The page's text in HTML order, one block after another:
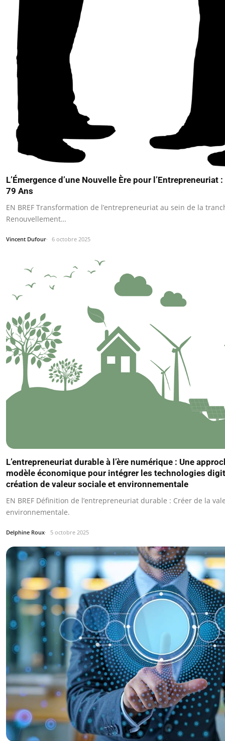
L’Émergence d’une Nouvelle Ère pour l’Entrepreneuriat
79 Ans
EN BREF Transformation de l’entrepreneuriat au sein de la
Renouvellement…
Vincent Dufour 6 octobre 2025
L’entrepreneuriat durable à l’ère numérique : Une
modèle économique pour intégrer les technologies
création de valeur sociale et environnementale
EN BREF Définition de l’entrepreneuriat durable : Créer de la
environnementale.
Delphine Roux 5 octobre 2025